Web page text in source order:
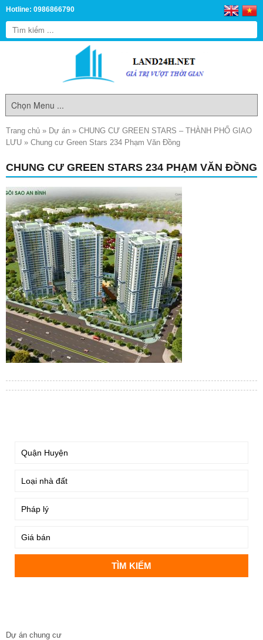
Hotline: 0986866790
Trang chủ » Dự án » CHUNG CƯ GREEN STARS – THÀNH PHỐ GIAO
LƯU » Chung cư Green Stars 234 Phạm Văn Đồng
CHUNG CƯ GREEN STARS 234 PHẠM VĂN ĐỒNG
Dự án chung cư